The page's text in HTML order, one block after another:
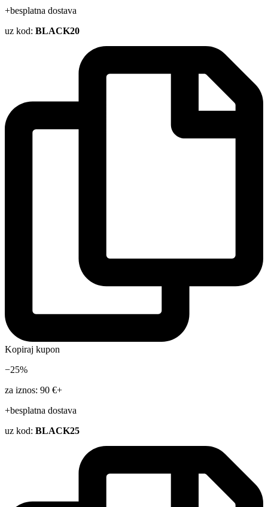
+besplatna dostava
uz kod: BLACK20
Kopiraj kupon
−25%
za iznos: 90 €+
+besplatna dostava
uz kod: BLACK25